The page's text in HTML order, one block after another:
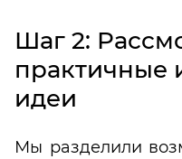
Шаг 2:
практичные
идеи
Мы разделили